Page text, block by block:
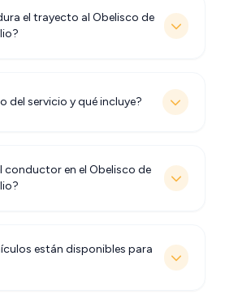
el trayecto al Obelisco de
del servicio y qué incluye?
conductor en el Obelisco de
están disponibles para